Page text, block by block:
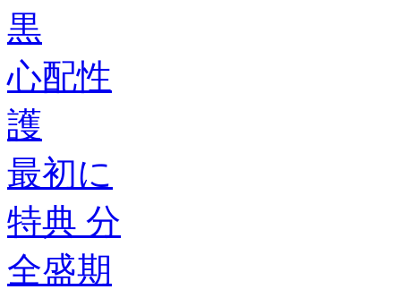
黒
心配性
護
最初に
特典 分
全盛期